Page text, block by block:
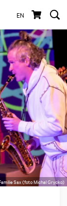
EN
Sax (foto Michal Grycko)